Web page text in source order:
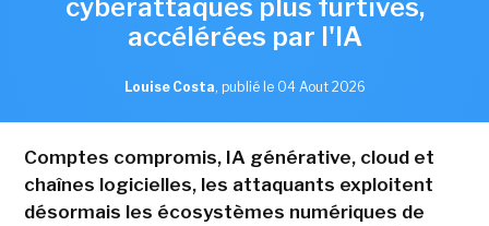
cyberattaques plus furtives,
accélérées par l'IA
Louise Costa, publié le 04 Aout 2026
Comptes compromis, IA générative, cloud et
chaînes logicielles, les attaquants exploitent
désormais les écosystèmes numériques de